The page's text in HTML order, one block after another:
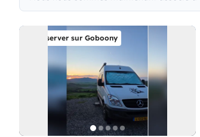
Réserver sur Goboony